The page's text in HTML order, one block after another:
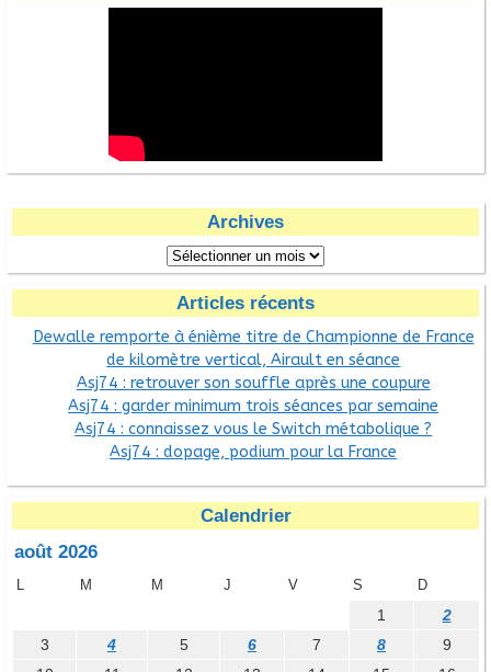
Archives
Articles récents
Dewalle remporte à énième titre de Championne de France
de kilomètre vertical, Airault en séance
Asj74 : retrouver son souffle après une coupure
Asj74 : garder minimum trois séances par semaine
Asj74 : connaissez vous le Switch métabolique ?
Asj74 : dopage, podium pour la France
Calendrier
août 2026
L M M J V S D
1
2
3
4 5 6 7 8
9